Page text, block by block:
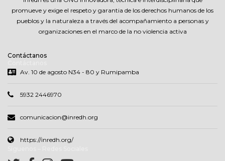
promueve y exige el respeto y garantia de los derechos humanos de los
pueblos y la naturaleza a través del acompañamiento a personas y
organizaciones en el marco de la no violencia activa
Contáctanos
Av. 10 de agosto N34 - 80 y Rumipamba
5932 2446970
comunicacion@inredh.org
https://inredh.org/